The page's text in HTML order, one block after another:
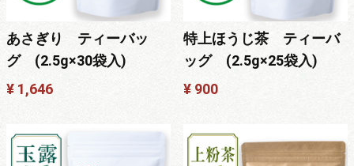
あさぎり ティーバッ
グ (2.5g×30袋入)
¥ 1,646
特上ほうじ茶 ティーバ
ッグ (2.5g×25袋入)
¥ 900